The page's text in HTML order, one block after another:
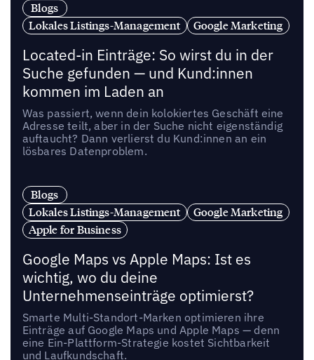
Blogs
Lokales Listings-Management
Google Marketing
Located-in Einträge: So wirst du in der
Suche gefunden — und Kund:innen
kommen im Laden an
Was passiert, wenn dein kolokiertes Geschäft eine
Adresse teilt, aber in der Suche nicht eigenständig
auftaucht? Dann verlierst du Kund:innen an ein
lösbares Datenproblem.
Blogs
Lokales Listings-Management
Google Marketing
Apple for Business
Google Maps vs Apple Maps: Ist es
wichtig, wo du deine
Unternehmenseinträge optimierst?
Smarte Multi-Standort-Marken optimieren ihre
Einträge auf Google Maps und Apple Maps — denn
eine Ein-Plattform-Strategie kostet Sichtbarkeit
und Laufkundschaft.